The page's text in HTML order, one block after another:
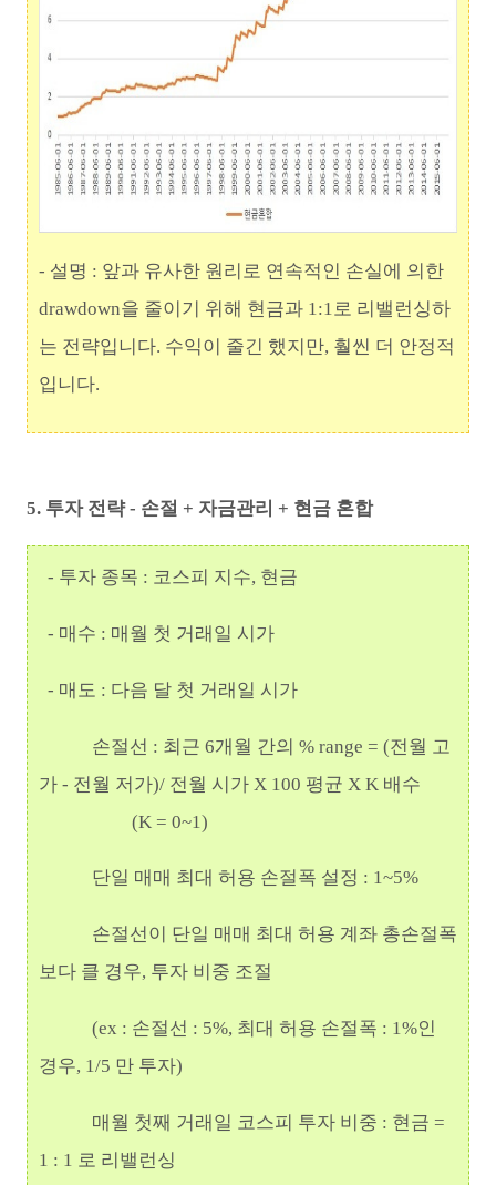
- 설명 : 앞과 유사한 원리로 연속적인 손실에 의한
drawdown을 줄이기 위해 현금과 1:1로 리밸런싱하
는 전략입니다. 수익이 줄긴 했지만, 훨씬 더 안정적
입니다.
5. 투자 전략 - 손절 + 자금관리 + 현금 혼합
- 투자 종목 : 코스피 지수, 현금
- 매수 : 매월 첫 거래일 시가
- 매도 : 다음 달 첫 거래일 시가
손절선 : 최근 6개월 간의 % range = (전월 고
가 - 전월 저가)/ 전월 시가 X 100 평균 X K 배수
(K = 0~1)
단일 매매 최대 허용 손절폭 설정 : 1~5%
손절선이 단일 매매 최대 허용 계좌 총손절폭
보다 클 경우, 투자 비중 조절
(ex : 손절선 : 5%, 최대 허용 손절폭 : 1%인
경우, 1/5 만 투자)
매월 첫째 거래일 코스피 투자 비중 : 현금 =
1 : 1 로 리밸런싱